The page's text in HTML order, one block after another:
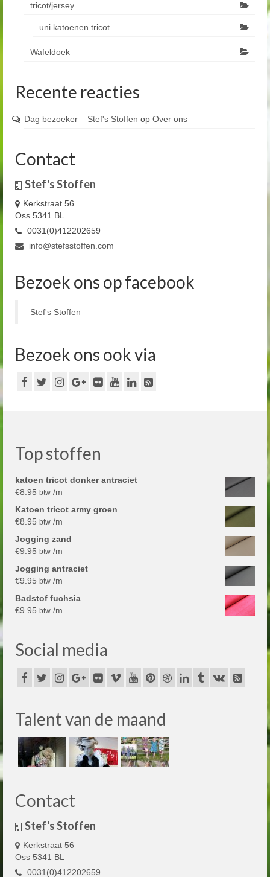
tricot/jersey
uni katoenen tricot
Wafeldoek
Recente reacties
Dag bezoeker – Stef's Stoffen op Over ons
Contact
Stef's Stoffen
Kerkstraat 56
Oss 5341 BL
0031(0)412202659
info@stefsstoffen.com
Bezoek ons op facebook
Stef's Stoffen
Bezoek ons ook via
Top stoffen
katoen tricot donker antraciet
€8.95 btw /m
Katoen tricot army groen
€8.95 btw /m
Jogging zand
€9.95 btw /m
Jogging antraciet
€9.95 btw /m
Badstof fuchsia
€9.95 btw /m
Social media
Talent van de maand
Contact
Stef's Stoffen
Kerkstraat 56
Oss 5341 BL
0031(0)412202659